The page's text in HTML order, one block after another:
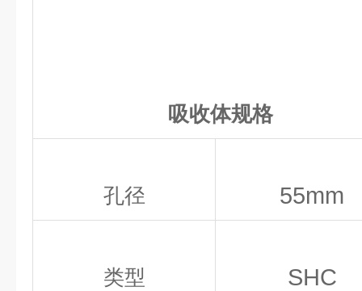
吸收体规格
孔径 55mm
类型 SHC